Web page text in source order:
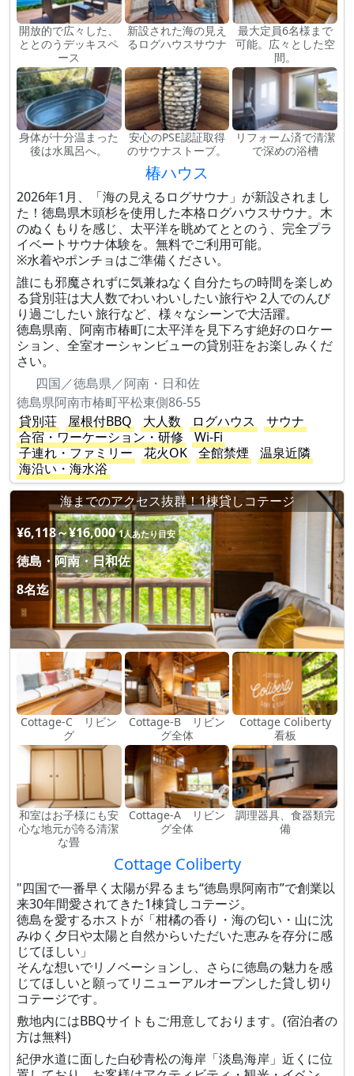
開放的で広々した、
ととのうデッキスペ
ース
新設された海の見え
るログハウスサウナ
最大定員6名様まで
可能。広々とした空
間。
身体が十分温まった
後は水風呂へ。
安心のPSE認証取得
のサウナストーブ。
リフォーム済で清潔
で深めの浴槽
椿ハウス
2026年1月、「海の見えるログサウナ」が新設されまし
た！徳島県木頭杉を使用した本格ログハウスサウナ。木
のぬくもりを感じ、太平洋を眺めてととのう、完全プラ
イベートサウナ体験を。無料でご利用可能。
※水着やポンチョはご準備ください。
誰にも邪魔されずに気兼ねなく自分たちの時間を楽しめ
る貸別荘は大人数でわいわいしたい旅行や 2人でのんび
り過ごしたい 旅行など、様々なシーンで大活躍。
徳島県南、阿南市椿町に太平洋を見下ろす絶好のロケー
ション、全室オーシャンビューの貸別荘をお楽しみくだ
さい。
四国／徳島県／阿南・日和佐
徳島県阿南市椿町平松東側86-55
貸別荘
屋根付BBQ 大人数 ログハウス
サウナ
合宿・ワーケーション・研修
Wi-Fi
子連れ・ファミリー
花火OK 全館禁煙
温泉近隣
海沿い・海水浴
海までのアクセス抜群！1棟貸しコテージ
¥6,118～¥16,000 1人あたり目安
徳島・阿南・日和佐
8名迄
Cottage-C リビン
グ
Cottage-B リビン
グ全体
Cottage Coliberty
看板
和室はお子様にも安
心な地元が誇る清潔
な畳
Cottage-A リビン
グ全体
調理器具、食器類完
備
Cottage Coliberty
"四国で一番早く太陽が昇るまち“徳島県阿南市”で創業以
来30年間愛されてきた1棟貸しコテージ。
徳島を愛するホストが「柑橘の香り・海の匂い・山に沈
みゆく夕日や太陽と自然からいただいた恵みを存分に感
じてほしい」
そんな想いでリノベーションし、さらに徳島の魅力を感
じてほしいと願ってリニューアルオープンした貸し切り
コテージです。
敷地内にはBBQサイトもご用意しております。(宿泊者の
方は無料)
紀伊水道に面した白砂青松の海岸「淡島海岸」近くに位